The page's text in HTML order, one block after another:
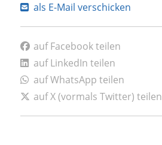
als E-Mail verschicken
auf Facebook teilen
auf LinkedIn teilen
auf WhatsApp teilen
auf X (vormals Twitter) teilen